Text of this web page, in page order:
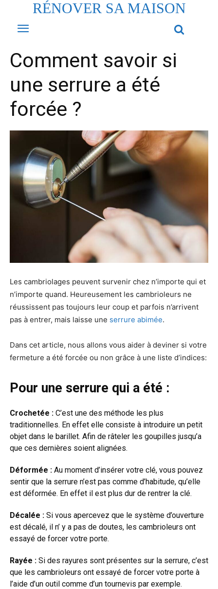
RÉNOVER SA MAISON
Comment savoir si
une serrure a été
forcée ?
Les cambriolages peuvent survenir chez n’importe qui et
n’importe quand. Heureusement les cambrioleurs ne
réussissent pas toujours leur coup et parfois n’arrivent
pas à entrer, mais laisse une serrure abimée.
Dans cet article, nous allons vous aider à deviner si votre
fermeture a été forcée ou non grâce à une liste d’indices:
Pour une serrure qui a été :
Crochetée : C’est une des méthode les plus
traditionnelles. En effet elle consiste à introduire un petit
objet dans le barillet. Afin de râteler les goupilles jusqu’a
que ces dernières soient alignées.
Déformée : Au moment d’insérer votre clé, vous pouvez
sentir que la serrure n’est pas comme d’habitude, qu’elle
est déformée. En effet il est plus dur de rentrer la clé.
Décalée : Si vous apercevez que le système d’ouverture
est décalé, il n’ y a pas de doutes, les cambrioleurs ont
essayé de forcer votre porte.
Rayée : Si des rayures sont présentes sur la serrure, c’est
que les cambrioleurs ont essayé de forcer votre porte à
l’aide d’un outil comme d’un tournevis par exemple.